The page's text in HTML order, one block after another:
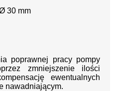
30 mm
poprawnej pracy pompy
zmniejszenie ilości
ewentualnych
nawadniającym.